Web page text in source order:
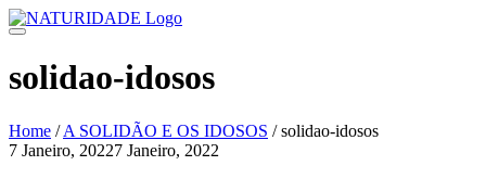
Skip
to
solidao-idosos
Home / A SOLIDÃO E OS IDOSOS / solidao-idosos
7 Janeiro, 20227 Janeiro, 2022